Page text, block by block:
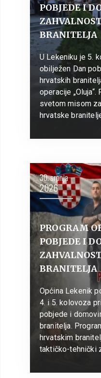
POBJEDE I
BRANITELJA
U Lekeniku je 5.
obilježen Dan
hrvatskih
operacije
svetom misom
hrvatske
30. srpnja
2026
PROGRAM
POBJEDE I
BRANITELJA
Općina Lekenik
4. i 5. kolovoza
pobjede i
branitelja.
hrvatskim
taktičko-tehnički